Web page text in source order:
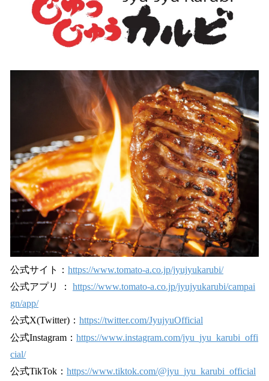
公式サイト： https://www.tomato-a.co.jp/jyujyukarubi/
公式アプリ ： https://www.tomato-a.co.jp/jyujyukarubi/campai
gn/app/
公式X(Twitter)： https://twitter.com/JyujyuOfficial
公式Instagram： https://www.instagram.com/jyu_jyu_karubi_offi
cial/
公式TikTok： https://www.tiktok.com/@jyu_jyu_karubi_official